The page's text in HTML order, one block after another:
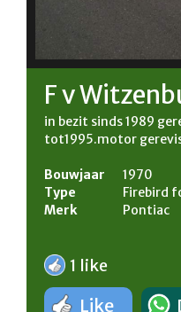
F v
in bezit sinds 1989
tot1995.motor
Bouwjaar
1970
Type
Firebird
Merk
Pontiac
1 like
Like